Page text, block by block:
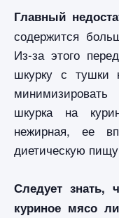
Главный
содержится
Из-за этого
шкурку с тушки
шкурка на
нежирная, ее
диетическую
Следует знать,
куриное мясо